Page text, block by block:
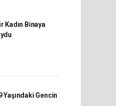
Kadın Binaya
Yaşındaki Gencin